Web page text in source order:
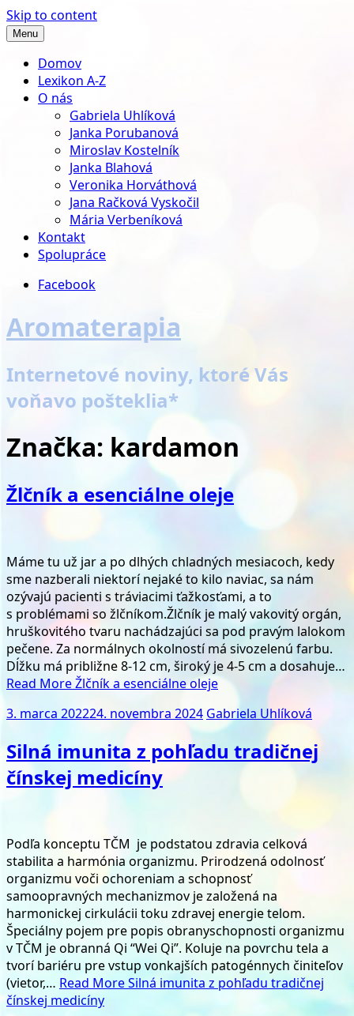
Skip to content
Menu
Domov
Lexikon A-Z
O nás
Gabriela Uhlíková
Janka Porubanová
Miroslav Kostelník
Janka Blahová
Veronika Horváthová
Jana Račková Vyskočil
Mária Verbeníková
Kontakt
Spolupráce
Facebook
Aromaterapia
Internetové noviny, ktoré Vás
voňavo pošteklia*
Značka: kardamon
Žlčník a esenciálne oleje
Máme tu už jar a po dlhých chladných mesiacoch, kedy
sme nazberali niektorí nejaké to kilo naviac, sa nám
ozývajú pacienti s tráviacimi ťažkosťami, a to
s problémami so žlčníkom.Žlčník je malý vakovitý orgán,
hruškovitého tvaru nachádzajúci sa pod pravým lalokom
pečene. Za normálnych okolností má sivozelenú farbu.
Dĺžku má približne 8-12 cm, široký je 4-5 cm a dosahuje…
Read MoreŽlčník a esenciálne oleje
3. marca 202224. novembra 2024 Gabriela Uhlíková
Silná imunita z pohľadu tradičnej
čínskej medicíny
Podľa konceptu TČM je podstatou zdravia celková
stabilita a harmónia organizmu. Prirodzená odolnosť
organizmu voči ochoreniam a schopnosť
samoopravných mechanizmov je založená na
harmonickej cirkulácii toku zdravej energie telom.
Špeciálny pojem pre popis obranyschopnosti organizmu
v TČM je obranná Qi “Wei Qi”. Koluje na povrchu tela a
tvorí bariéru pre vstup vonkajších patogénnych činiteľov
(vietor,… Read MoreSilná imunita z pohľadu tradičnej
čínskej medicíny